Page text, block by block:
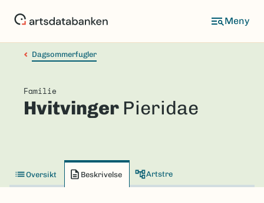
Dagsommerfugler
Familie
Hvitvinger Pieridae
Oversikt Beskrivelse Artstre